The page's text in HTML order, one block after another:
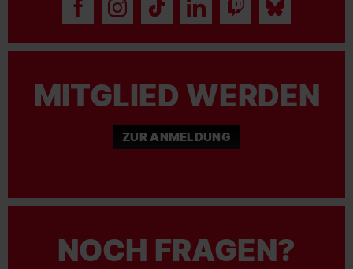
MITGLIED WERDEN
ZUR ANMELDUNG
NOCH FRAGEN?